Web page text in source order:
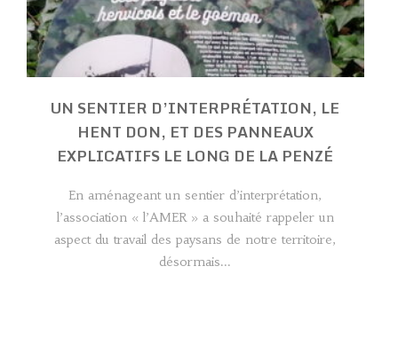
UN SENTIER D’INTERPRÉTATION, LE
HENT DON, ET DES PANNEAUX
EXPLICATIFS LE LONG DE LA PENZÉ
En aménageant un sentier d’interprétation,
l’association « l’AMER » a souhaité rappeler un
aspect du travail des paysans de notre territoire,
désormais...